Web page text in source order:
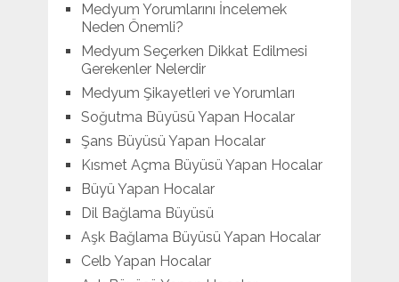
Medyum Yorumlarını İncelemek
Neden Önemli?
Medyum Seçerken Dikkat Edilmesi
Gerekenler Nelerdir
Medyum Şikayetleri ve Yorumları
Soğutma Büyüsü Yapan Hocalar
Şans Büyüsü Yapan Hocalar
Kısmet Açma Büyüsü Yapan Hocalar
Büyü Yapan Hocalar
Dil Bağlama Büyüsü
Aşk Bağlama Büyüsü Yapan Hocalar
Celb Yapan Hocalar